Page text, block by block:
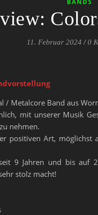
BANDS
11. Februar 2024 / 0
/ Metalcore Band aus
mit unserer Musik
nehmen.
positiven Art, möglichst
9 Jahren und bis auf
stolz macht!